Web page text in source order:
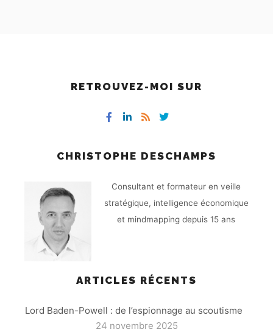
RETROUVEZ-MOI SUR
CHRISTOPHE DESCHAMPS
Consultant et formateur en veille
stratégique, intelligence économique
et mindmapping depuis 15 ans
ARTICLES RÉCENTS
Lord Baden-Powell : de l’espionnage au scoutisme
24 novembre 2025